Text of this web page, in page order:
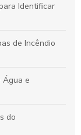
Identificar
de Incêndio
Água e
do